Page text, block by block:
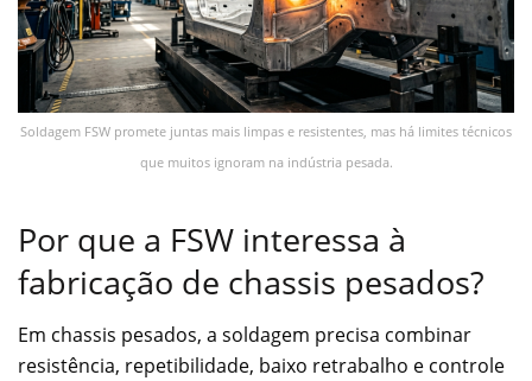
Soldagem FSW promete juntas mais limpas e resistentes, mas há limites técnicos
que muitos ignoram na indústria pesada.
Por que a FSW interessa à
fabricação de chassis pesados?
Em chassis pesados, a soldagem precisa combinar
resistência, repetibilidade, baixo retrabalho e controle